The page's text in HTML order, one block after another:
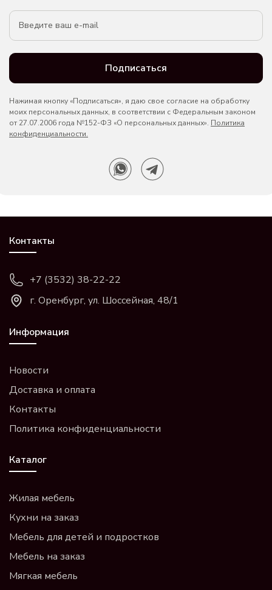
Подписаться
Нажимая кнопку «Подписаться», я даю свое согласие на обработку
моих персональных данных, в соответствии с Федеральным законом
от 27.07.2006 года №152-ФЗ «О персональных данных». Политика
конфиденциальности.
Контакты
+7 (3532) 38-22-22
г. Оренбург, ул. Шоссейная, 48/1
Информация
Новости
Доставка и оплата
Контакты
Политика конфиденциальности
Каталог
Жилая мебель
Кухни на заказ
Мебель для детей и подростков
Мебель на заказ
Мягкая мебель